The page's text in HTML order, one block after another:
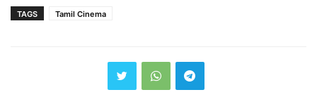
TAGS Tamil Cinema